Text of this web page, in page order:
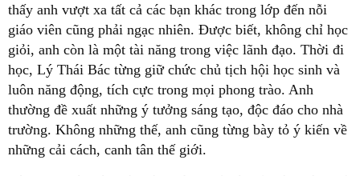
thấy anh vượt xa tất cả các bạn khác trong lớp đến nỗi
giáo viên cũng phải ngạc nhiên. Được biết, không chỉ học
giỏi, anh còn là một tài năng trong việc lãnh đạo. Thời đi
học, Lý Thái Bác từng giữ chức chủ tịch hội học sinh và
luôn năng động, tích cực trong mọi phong trào. Anh
thường đề xuất những ý tưởng sáng tạo, độc đáo cho nhà
trường. Không những thế, anh cũng từng bày tỏ ý kiến về
những cải cách, canh tân thế giới.